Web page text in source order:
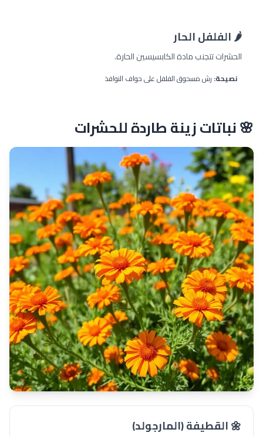
🌶️ الفلفل الحار
الحشرات تتجنب مادة الكابسيسين الحارة.
نصيحة: رش مسحوق الفلفل على حواف النوافذ
🌸 نباتات زينة طاردة للحشرات
🌼 القطيفة (المارجولد)